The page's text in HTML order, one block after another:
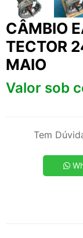
CÂMBIO
TECTOR
MAIO
Valor sob
Tem